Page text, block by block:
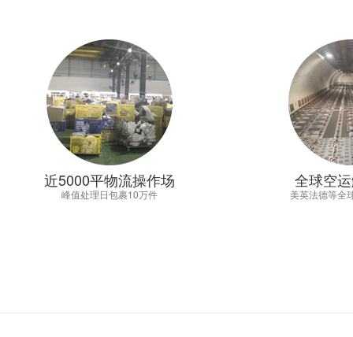
近5000平物流操作场
峰值处理日包裹10万件
全球空
美英法德等全